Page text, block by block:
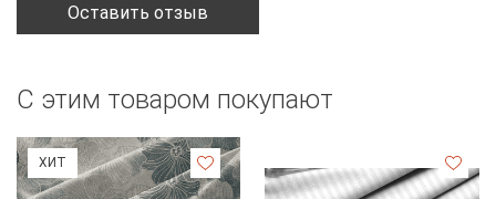
Оставить отзыв
С этим товаром покупают
ХИТ